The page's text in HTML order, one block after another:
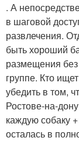
. А
в шаговой
развлечения.
быть хороший
размещения
группе. Кто
убедить в том,
Ростове-на-
каждую собаку
осталась в